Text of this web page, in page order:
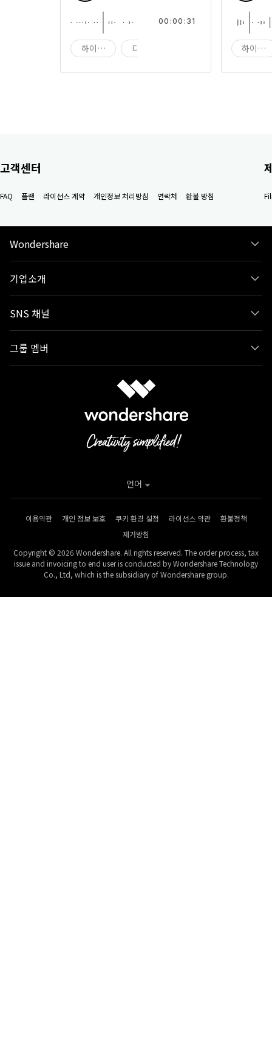
하이테크 디지 테크
00:00:31
하이테
고객센터
FAQ 플랜 라이선스 계약 개인정보 처리방침 연락처 환불 방침
Wondershare
기업소개
SNS 채널
그룹 멤버
이용약관 개인 정보 보호 쿠키 환경 설정 라이선스 약관
환불정책
제거방침
Copyright © 2026 Wondershare. All rights reserved. The order process, tax
issue and invoicing to end user is conducted by Wondershare Technology
Co., Ltd, which is the subsidiary of Wondershare group.
언어